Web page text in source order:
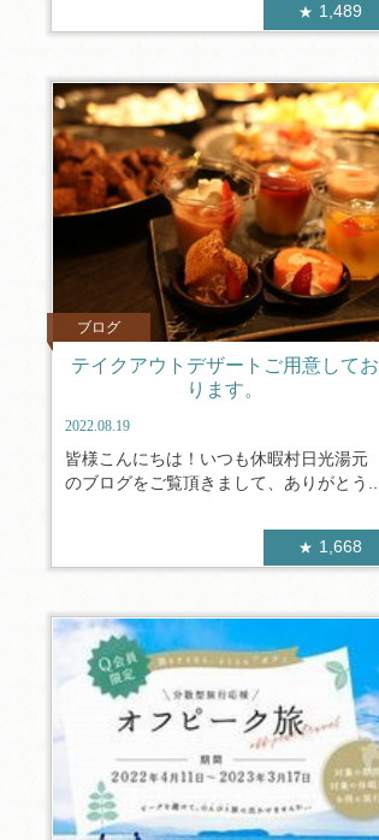
1,489
ブログ
テイクアウトデザートご用意してお
ります。
2022.08.19
皆様こんにちは！いつも休暇村日光湯元
のブログをご覧頂きまして、ありがとう...
1,668